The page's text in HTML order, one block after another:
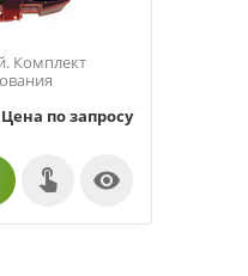
Комплект
Цена по запросу
